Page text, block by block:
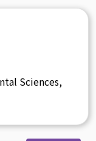
Sciences,